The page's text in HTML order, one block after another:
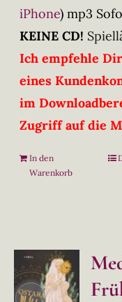
iPhone) mp3
KEINE CD!
Ich empfehle
eines
im
Zugriff auf die
In den
Warenkorb